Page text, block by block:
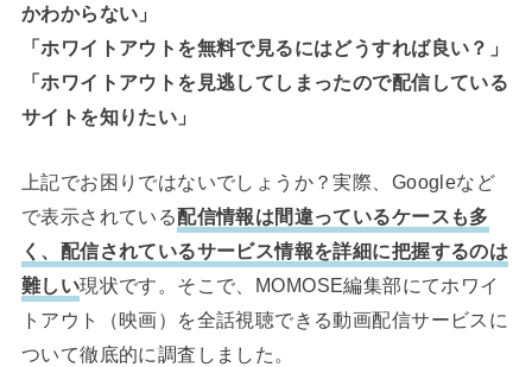
かわからない」
「ホワイトアウトを無料で見るにはどうすれば良い？」
「ホワイトアウトを見逃してしまったので配信している
サイトを知りたい」
上記でお困りではないでしょうか？実際、Googleなど
で表示されている配信情報は間違っているケースも多
く、配信されているサービス情報を詳細に把握するのは
難しい現状です。そこで、MOMOSE編集部にてホワイ
トアウト（映画）を全話視聴できる動画配信サービスに
ついて徹底的に調査しました。